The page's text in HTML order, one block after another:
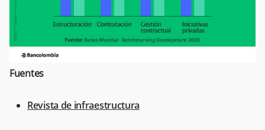
Fuentes
Revista de infraestructura